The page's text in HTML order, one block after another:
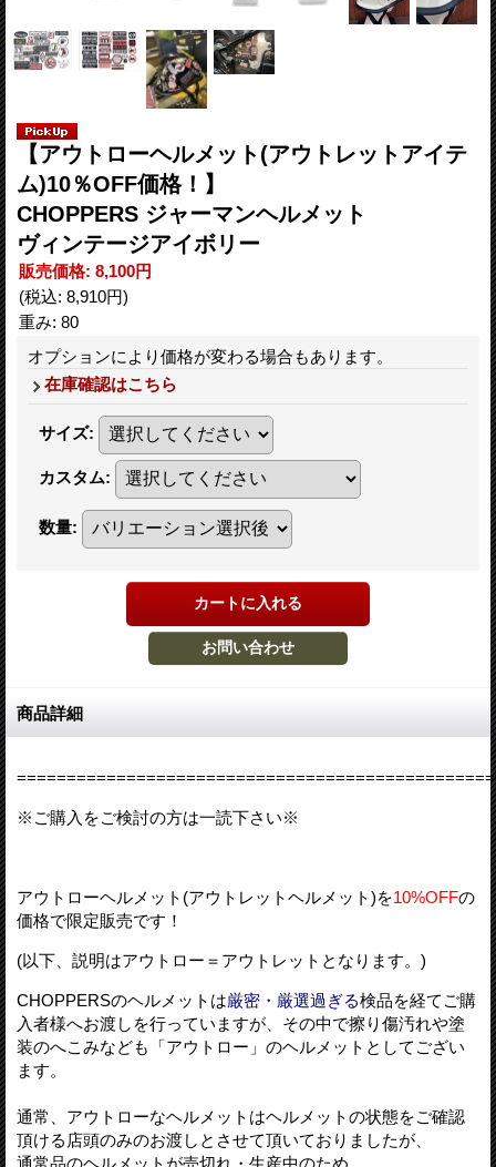
【アウトローヘルメット(アウトレットアイテ
ム)10％OFF価格！】
CHOPPERS ジャーマンヘルメット
ヴィンテージアイボリー
販売価格: 8,100円
(税込: 8,910円)
重み: 80
オプションにより価格が変わる場合もあります。
在庫確認はこちら
サイズ:
カスタム:
数量:
商品詳細
※ご購入をご検討の方は一読下さい※
アウトローヘルメット(アウトレットヘルメット)を10%OFFの
価格で限定販売です！
(以下、説明はアウトロー＝アウトレットとなります。)
CHOPPERSのヘルメットは厳密・厳選過ぎる検品を経てご購
入者様へお渡しを行っていますが、その中で擦り傷汚れや塗
装のへこみなども「アウトロー」のヘルメットとしてござい
ます。
通常、アウトローなヘルメットはヘルメットの状態をご確認
頂ける店頭のみのお渡しとさせて頂いておりましたが、
通常品のヘルメットが売切れ・生産中のため、